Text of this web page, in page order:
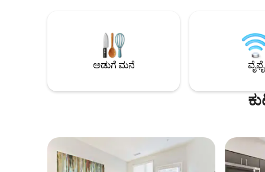
ವಿಧಿಸಲಾಗುತ್ತದೆ ಮತ್ತು ಮರುಪಾವತಿಸಲಾಗುತ್ತದೆ.
ಪ್ರವೇಶಿಸಬಹುದಾದ ಘಟಕಗಳು ಮತ್ತು ಪಕ್ಕದ
ಘಟಕಗಳು ಲಭ್ಯವಿವೆ.
ನಿಮ್ಮ
ಅಡುಗೆ ಮನೆ ವೈಫೈ